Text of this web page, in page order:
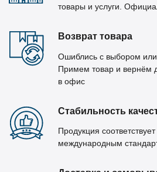
товары и услуги.
Возврат товара
Ошиблись с выбором
Примем товар и вернём
в офис
Стабильность
Продукция
международным